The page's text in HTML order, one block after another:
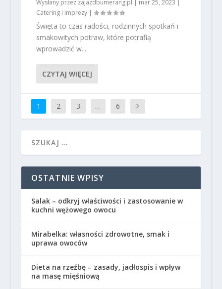
Wysłany przez zajazdbumerang.pl mar 25, 2023
Catering i imprezy|
Święta to czas radości, rodzinnych spotkań i
smakowitych potraw, które potrafią
wprowadzić w...
CZYTAJ WIĘCEJ
1 2 3 … 6
OSTATNIE WPISY
Salak – odkryj właściwości i zastosowanie w
kuchni wężowego owocu
Mirabelka: własności zdrowotne, smak i
uprawa owoców
Dieta na rzeźbę – zasady, jadłospis i wpływ
na masę mięśniową